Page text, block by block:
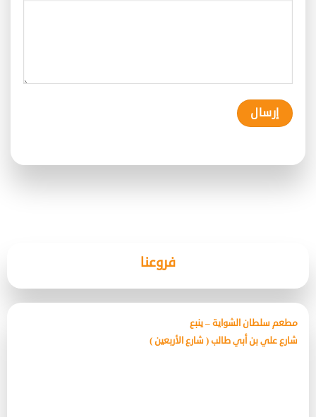
فروعنا
مطعم سلطان الشواية – ينبع
شارع علي بن أبي طالب ( شارع الأربعين )